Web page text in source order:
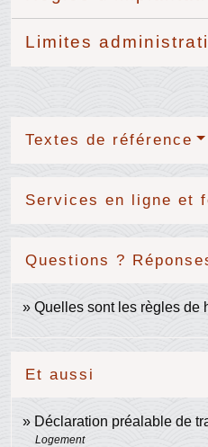
Limites
Textes de référence
Services en ligne et
Questions ?
Quelles sont les règles de
Et aussi
Déclaration préalable de
Logement